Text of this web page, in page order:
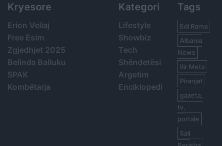
Kryesore
Erion Veliaj
Free Esim
Zgjedhjet 2025
Belinda Balluku
SPAK
Kombëtarja
Kategori
Lifestyle
Showbiz
Tech
Shëndetësi
Argetim
Enciklopedi
Tags
Edi Rama
Albania
News
Ilir Meta
Piranjat
gazeta,
tv,
portale
Sali